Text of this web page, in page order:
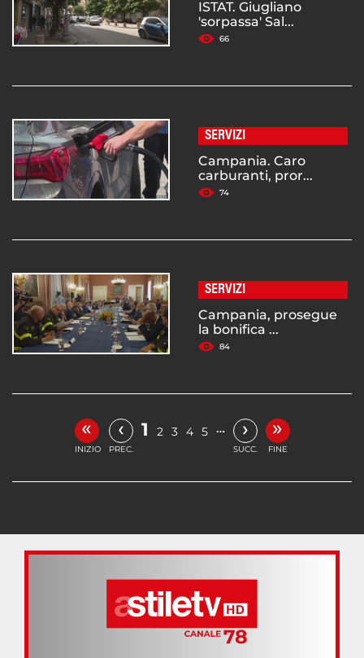
ISTAT. Giugliano
'sorpassa' Sal...
66
SERVIZI
Campania. Caro
carburanti, pror...
74
SERVIZI
Campania, prosegue
la bonifica ...
84
«
INIZIO
‹
PREC.
1 2 3 4 5 … ›
SUCC.
»
FINE